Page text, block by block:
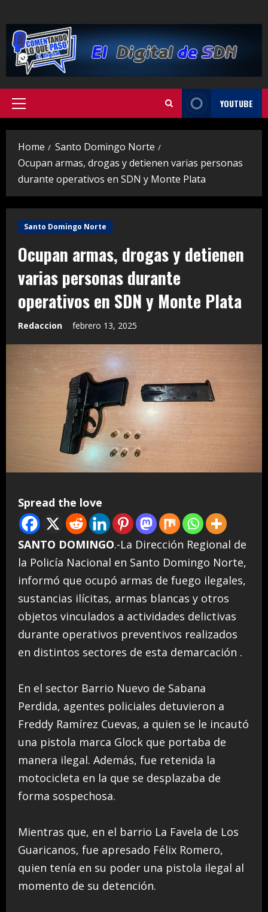
to
content
Primary
YOUTUBE
Home
Santo Domingo Norte
Ocupan armas, drogas y detienen varias personas
durante operativos en SDN y Monte Plata
Santo Domingo Norte
Ocupan armas, drogas y detienen
varias personas durante
operativos en SDN y Monte Plata
Redaccion febrero 13, 2025
Spread the love
SANTO DOMINGO.-La Dirección Regional de
la Policía Nacional en Santo Domingo Norte,
informó que ocupó armas de fuego ilegales,
sustancias ilícitas, armas blancas y otros
objetos vinculados a actividades delictivas
durante operativos preventivos realizados
en distintos sectores de esta demarcación .
En el sector Barrio Nuevo de Sabana
Perdida, agentes policiales detuvieron a
Freddy Ramírez Cuevas, a quien se le incautó
una pistola marca Glock que portaba de
manera ilegal. Además, fue retenida la
motocicleta en la que se desplazaba de
forma sospechosa.
Mientras que, en el barrio La Favela de Los
Guaricanos, fue apresado Félix Romero,
quien tenía en su poder una pistola ilegal al
momento de su detención.